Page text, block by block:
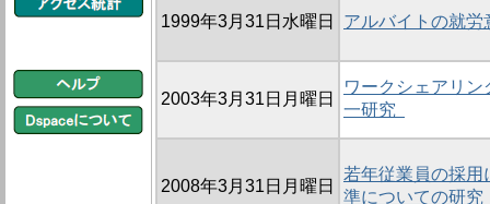
1999年3月31日水曜日 アルバイトの就
2003年3月31日月曜日
ワークシェアリ
一研究
2008年3月31日月曜日
若年従業員の採
準についての研究